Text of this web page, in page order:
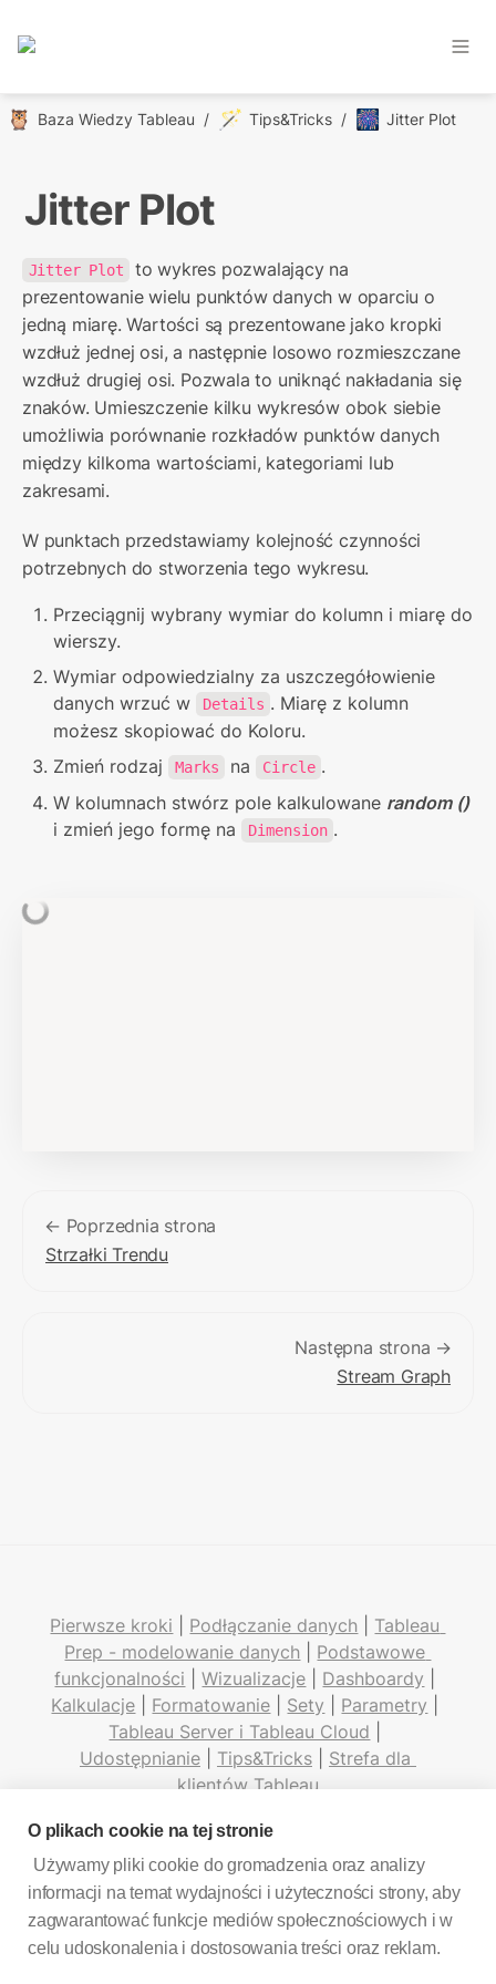
🦉 Baza Wiedzy Tableau / 🪄 Tips&Tricks / 🎆 Jitter Plot
Jitter Plot
Jitter Plot
to wykres pozwalający na
prezentowanie wielu punktów danych w oparciu o
jedną miarę. Wartości są prezentowane jako kropki
wzdłuż jednej osi, a następnie losowo rozmieszczane
wzdłuż drugiej osi. Pozwala to uniknąć nakładania się
znaków. Umieszczenie kilku wykresów obok siebie
umożliwia porównanie rozkładów punktów danych
między kilkoma wartościami, kategoriami lub
zakresami.
W punktach przedstawiamy kolejność czynności
potrzebnych do stworzenia tego wykresu.
Przeciągnij wybrany wymiar do kolumn i miarę do
wierszy.
Wymiar odpowiedzialny za uszczegółowienie
danych wrzuć w
Details . Miarę z kolumn
możesz skopiować do Koloru.
Zmień rodzaj
Marks na Circle .
W kolumnach stwórz pole kalkulowane random ()
i zmień jego formę na
Dimension .
← Poprzednia strona
Strzałki Trendu
Następna strona →
Stream Graph
Pierwsze kroki Podłączanie danych
Tableau
Prep - modelowanie danych
Podstawowe
funkcjonalności | Wizualizacje Dashboardy
Kalkulacje
Formatowanie Sety Parametry
Tableau Server i Tableau Cloud
Udostępnianie | Tips&Tricks | Strefa dla
klientów Tableau
Kontakt | Polityka prywatności
O plikach cookie na tej stronie
Używamy pliki cookie do gromadzenia oraz analizy
informacji na temat wydajności i użyteczności strony, aby
zagwarantować funkcje mediów społecznościowych i w
celu udoskonalenia i dostosowania treści oraz reklam.